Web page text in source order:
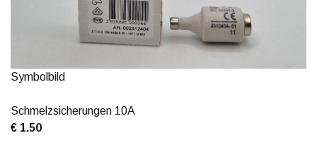
Symbolbild
Schmelzsicherungen 10A
€ 1.50